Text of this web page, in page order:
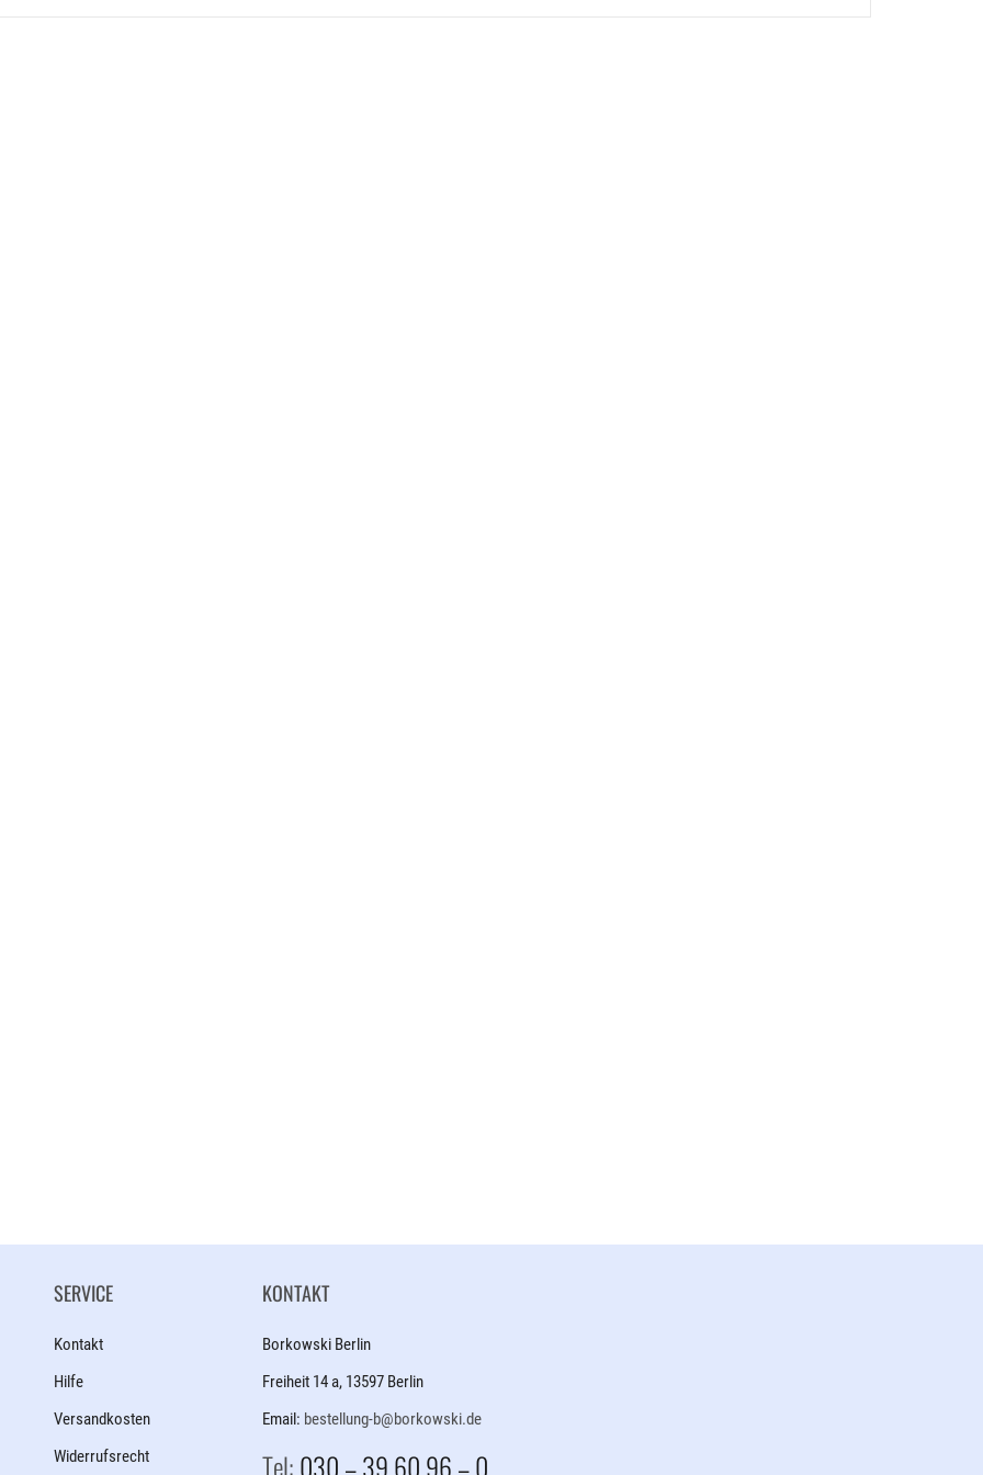
SERVICE
Kontakt
Hilfe
Versandkosten
Widerrufsrecht
KONTAKT
Borkowski Berlin
Freiheit 14 a, 13597 Berlin
Email: bestellung-b@borkowski.de
Tel:030 – 39 60 96 – 0